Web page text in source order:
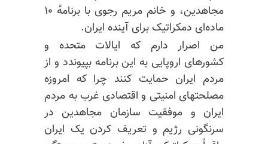
مجاهدین، و خانم مریم رجوی با برنامه‌ٔ ۱۰
ماده‌ای دمکراتیک برای آینده ایران.
من اصرار دارم که ایالات متحده و
کشورهای اروپایی به این برنامه بپیوندد و از
مردم ایران حمایت کنند چرا که امروزه
مصلحتهای امنیتی و اقتصادی غرب به مردم
ایران و موفقیت سازمان مجاهدین در
سرنگونی رژیم و تعریف کردن یک ایران